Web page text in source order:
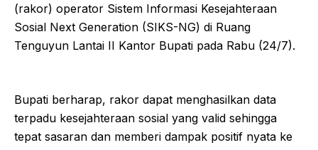
(rakor) operator Sistem Informasi Kesejahteraan
Sosial Next Generation (SIKS-NG) di Ruang
Tenguyun Lantai II Kantor Bupati pada Rabu (24/7).
Bupati berharap, rakor dapat menghasilkan data
terpadu kesejahteraan sosial yang valid sehingga
tepat sasaran dan memberi dampak positif nyata ke